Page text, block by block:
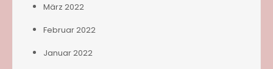
März 2022
Februar 2022
Januar 2022